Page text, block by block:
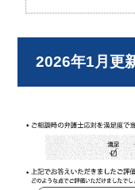
2026年1月更